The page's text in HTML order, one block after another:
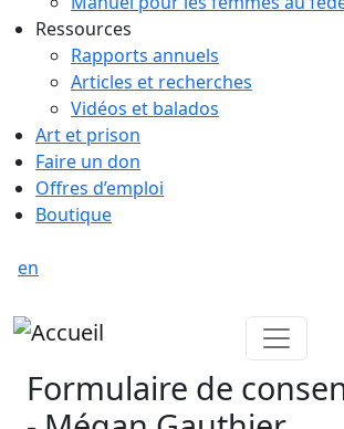
Ressources
Rapports annuels
Articles et recherches
Vidéos et balados
Art et prison
Faire un don
Offres d’emploi
Boutique
en
Formulaire de